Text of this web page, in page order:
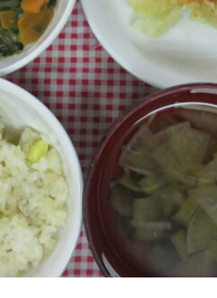
８月３・１７・３１日 給食・お
やつ・延長おやつ